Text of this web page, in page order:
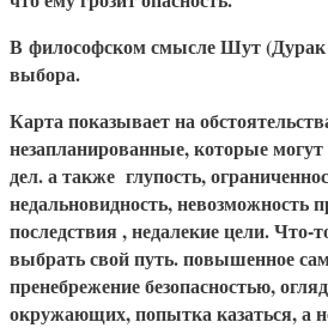
В философском смысле Шут (Дурак
выбора.
Карта показывает на
незапланированные, которые могут
дел. а также глупость,
недальновидность, невозможность
последствия , недалекие цели.
выбрать свой путь. повышенное
пренебрежение безопасностью,
окружающих, попытка казаться, а